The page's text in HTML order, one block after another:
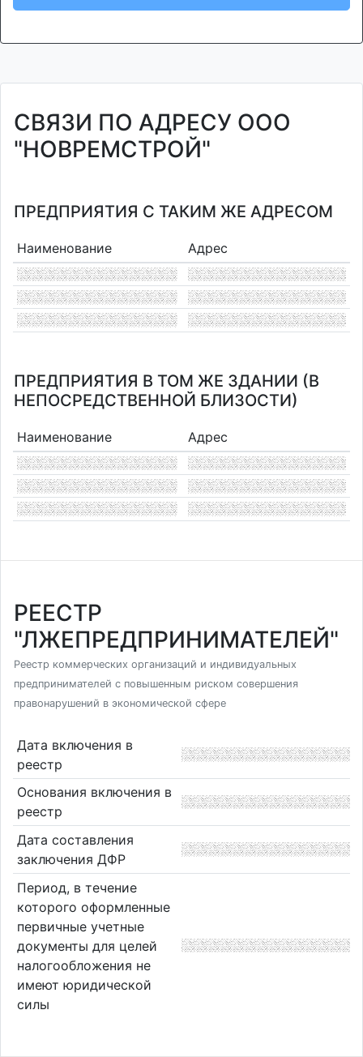
СВЯЗИ ПО АДРЕСУ ООО
"НОВРЕМСТРОЙ"
ПРЕДПРИЯТИЯ С ТАКИМ ЖЕ АДРЕСОМ
Наименование Адрес
ПРЕДПРИЯТИЯ В ТОМ ЖЕ ЗДАНИИ (В
НЕПОСРЕДСТВЕННОЙ БЛИЗОСТИ)
Наименование Адрес
РЕЕСТР
"ЛЖЕПРЕДПРИНИМАТЕЛЕЙ"
Реестр коммерческих организаций и индивидуальных
предпринимателей с повышенным риском совершения
правонарушений в экономической сфере
Дата включения в
реестр
Основания включения в
реестр
Дата составления
заключения ДФР
Период, в течение
которого оформленные
первичные учетные
документы для целей
налогообложения не
имеют юридической
силы